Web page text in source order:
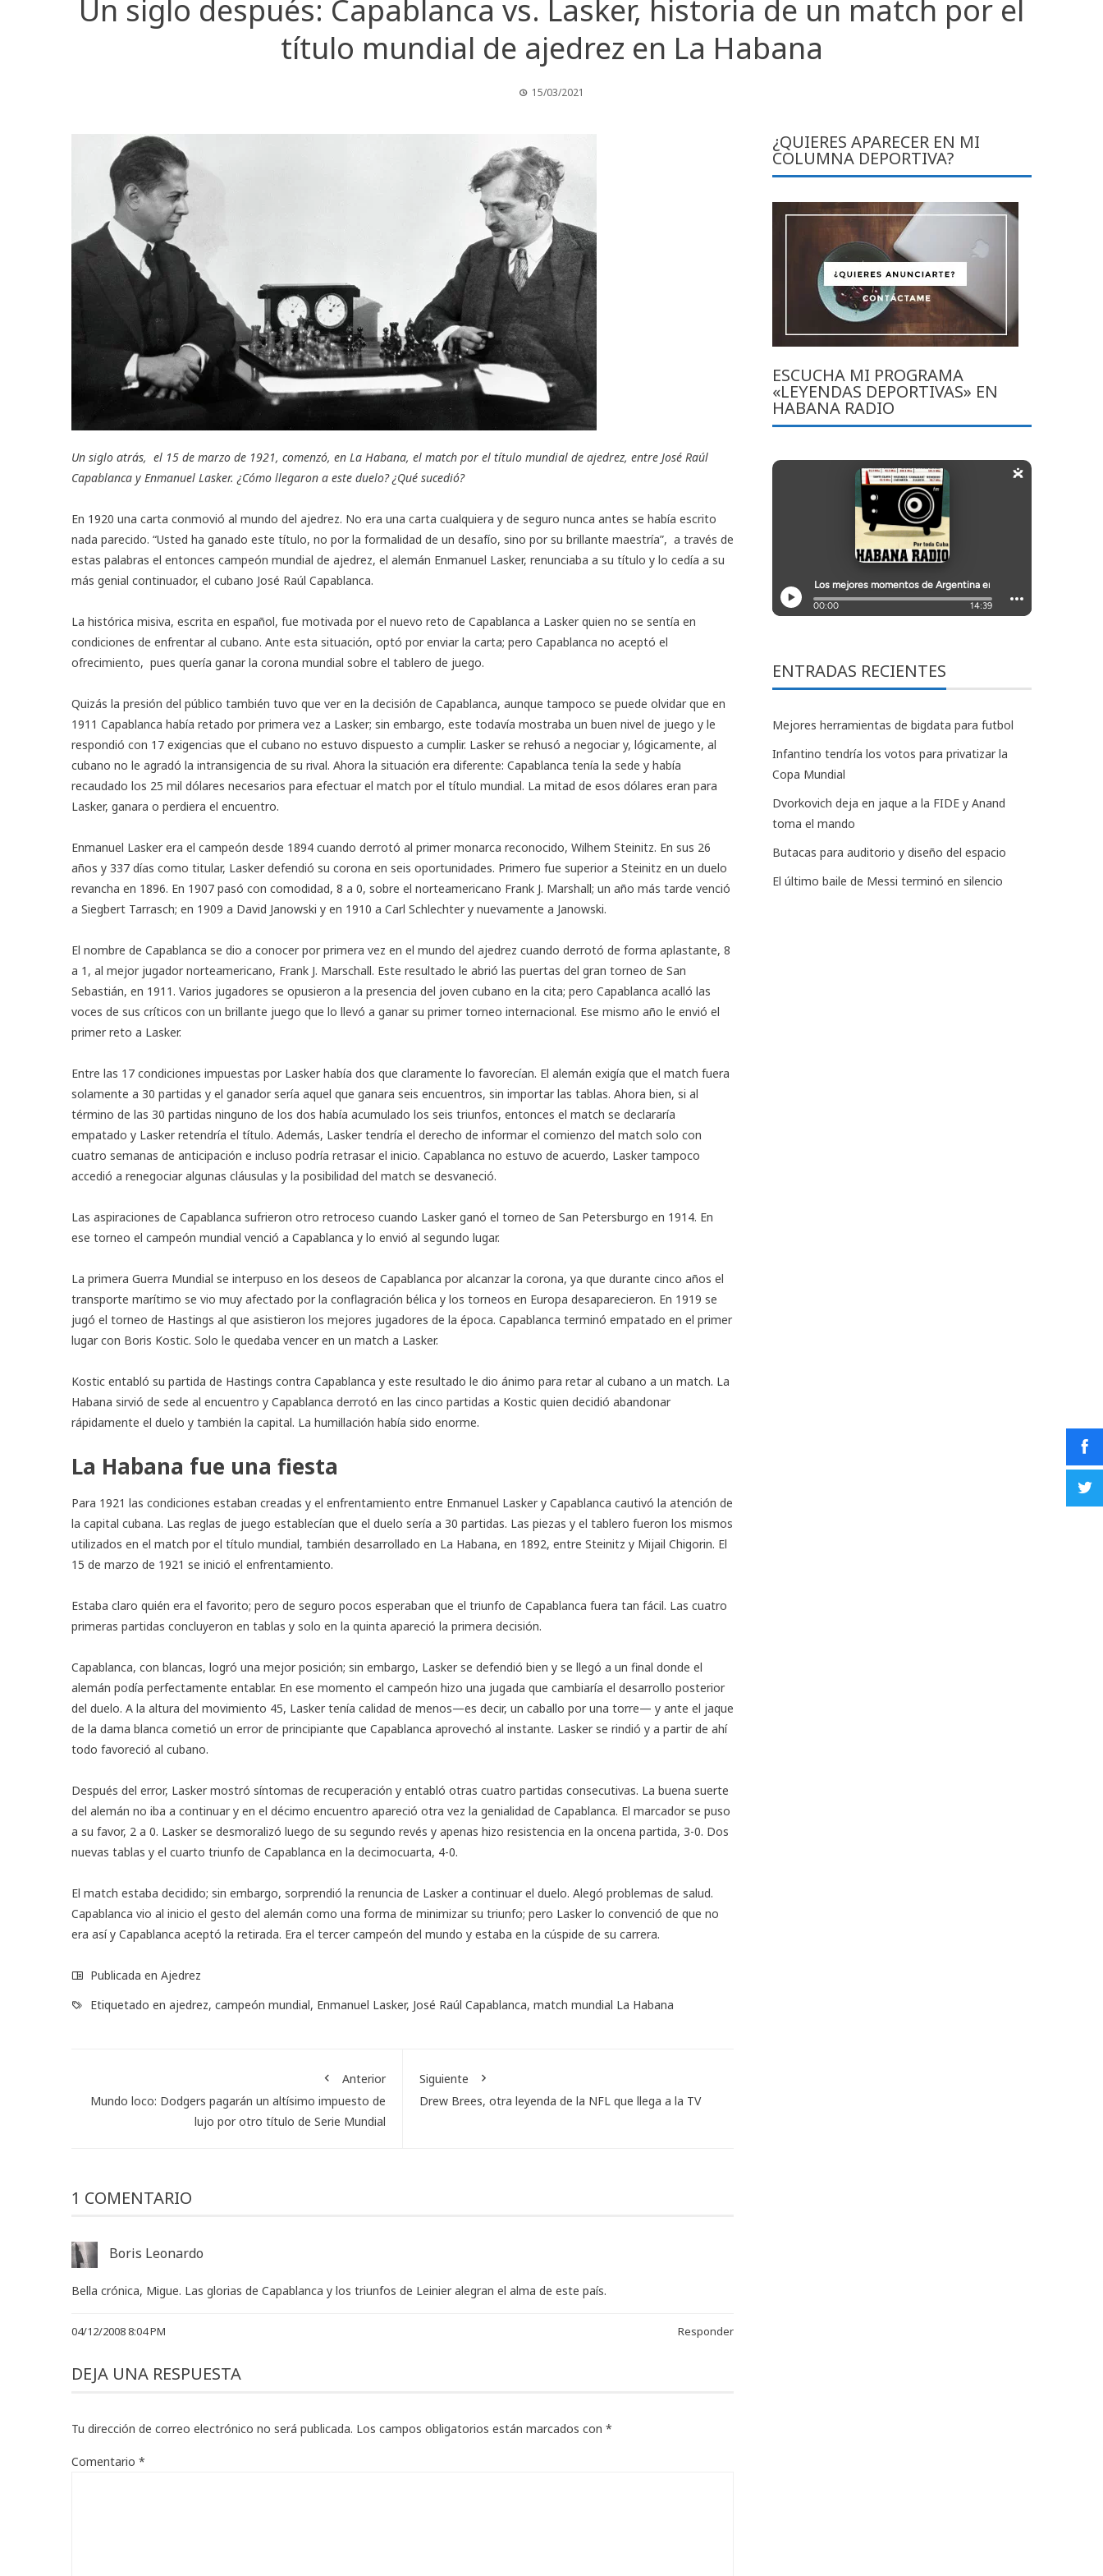
Un siglo después: Capablanca vs. Lasker, historia de un match por el
título mundial de ajedrez en La Habana
15/03/2021
Un siglo atrás, el 15 de marzo de 1921, comenzó, en La Habana, el match por el título mundial de ajedrez, entre José Raúl
Capablanca y Enmanuel Lasker. ¿Cómo llegaron a este duelo? ¿Qué sucedió?
En 1920 una carta conmovió al mundo del ajedrez. No era una carta cualquiera y de seguro nunca antes se había escrito
nada parecido. “Usted ha ganado este título, no por la formalidad de un desafío, sino por su brillante maestría”, a través de
estas palabras el entonces campeón mundial de ajedrez, el alemán Enmanuel Lasker, renunciaba a su título y lo cedía a su
más genial continuador, el cubano José Raúl Capablanca.
La histórica misiva, escrita en español, fue motivada por el nuevo reto de Capablanca a Lasker quien no se sentía en
condiciones de enfrentar al cubano. Ante esta situación, optó por enviar la carta; pero Capablanca no aceptó el
ofrecimiento, pues quería ganar la corona mundial sobre el tablero de juego.
Quizás la presión del público también tuvo que ver en la decisión de Capablanca, aunque tampoco se puede olvidar que en
1911 Capablanca había retado por primera vez a Lasker; sin embargo, este todavía mostraba un buen nivel de juego y le
respondió con 17 exigencias que el cubano no estuvo dispuesto a cumplir. Lasker se rehusó a negociar y, lógicamente, al
cubano no le agradó la intransigencia de su rival. Ahora la situación era diferente: Capablanca tenía la sede y había
recaudado los 25 mil dólares necesarios para efectuar el match por el título mundial. La mitad de esos dólares eran para
Lasker, ganara o perdiera el encuentro.
Enmanuel Lasker era el campeón desde 1894 cuando derrotó al primer monarca reconocido, Wilhem Steinitz. En sus 26
años y 337 días como titular, Lasker defendió su corona en seis oportunidades. Primero fue superior a Steinitz en un duelo
revancha en 1896. En 1907 pasó con comodidad, 8 a 0, sobre el norteamericano Frank J. Marshall; un año más tarde venció
a Siegbert Tarrasch; en 1909 a David Janowski y en 1910 a Carl Schlechter y nuevamente a Janowski.
El nombre de Capablanca se dio a conocer por primera vez en el mundo del ajedrez cuando derrotó de forma aplastante, 8
a 1, al mejor jugador norteamericano, Frank J. Marschall. Este resultado le abrió las puertas del gran torneo de San
Sebastián, en 1911. Varios jugadores se opusieron a la presencia del joven cubano en la cita; pero Capablanca acalló las
voces de sus críticos con un brillante juego que lo llevó a ganar su primer torneo internacional. Ese mismo año le envió el
primer reto a Lasker.
Entre las 17 condiciones impuestas por Lasker había dos que claramente lo favorecían. El alemán exigía que el match fuera
solamente a 30 partidas y el ganador sería aquel que ganara seis encuentros, sin importar las tablas. Ahora bien, si al
término de las 30 partidas ninguno de los dos había acumulado los seis triunfos, entonces el match se declararía
empatado y Lasker retendría el título. Además, Lasker tendría el derecho de informar el comienzo del match solo con
cuatro semanas de anticipación e incluso podría retrasar el inicio. Capablanca no estuvo de acuerdo, Lasker tampoco
accedió a renegociar algunas cláusulas y la posibilidad del match se desvaneció.
Las aspiraciones de Capablanca sufrieron otro retroceso cuando Lasker ganó el torneo de San Petersburgo en 1914. En
ese torneo el campeón mundial venció a Capablanca y lo envió al segundo lugar.
La primera Guerra Mundial se interpuso en los deseos de Capablanca por alcanzar la corona, ya que durante cinco años el
transporte marítimo se vio muy afectado por la conflagración bélica y los torneos en Europa desaparecieron. En 1919 se
jugó el torneo de Hastings al que asistieron los mejores jugadores de la época. Capablanca terminó empatado en el primer
lugar con Boris Kostic. Solo le quedaba vencer en un match a Lasker.
Kostic entabló su partida de Hastings contra Capablanca y este resultado le dio ánimo para retar al cubano a un match. La
Habana sirvió de sede al encuentro y Capablanca derrotó en las cinco partidas a Kostic quien decidió abandonar
rápidamente el duelo y también la capital. La humillación había sido enorme.
La Habana fue una fiesta
Para 1921 las condiciones estaban creadas y el enfrentamiento entre Enmanuel Lasker y Capablanca cautivó la atención de
la capital cubana. Las reglas de juego establecían que el duelo sería a 30 partidas. Las piezas y el tablero fueron los mismos
utilizados en el match por el título mundial, también desarrollado en La Habana, en 1892, entre Steinitz y Mijail Chigorin. El
15 de marzo de 1921 se inició el enfrentamiento.
Estaba claro quién era el favorito; pero de seguro pocos esperaban que el triunfo de Capablanca fuera tan fácil. Las cuatro
primeras partidas concluyeron en tablas y solo en la quinta apareció la primera decisión.
Capablanca, con blancas, logró una mejor posición; sin embargo, Lasker se defendió bien y se llegó a un final donde el
alemán podía perfectamente entablar. En ese momento el campeón hizo una jugada que cambiaría el desarrollo posterior
del duelo. A la altura del movimiento 45, Lasker tenía calidad de menos—es decir, un caballo por una torre— y ante el jaque
de la dama blanca cometió un error de principiante que Capablanca aprovechó al instante. Lasker se rindió y a partir de ahí
todo favoreció al cubano.
Después del error, Lasker mostró síntomas de recuperación y entabló otras cuatro partidas consecutivas. La buena suerte
del alemán no iba a continuar y en el décimo encuentro apareció otra vez la genialidad de Capablanca. El marcador se puso
a su favor, 2 a 0. Lasker se desmoralizó luego de su segundo revés y apenas hizo resistencia en la oncena partida, 3-0. Dos
nuevas tablas y el cuarto triunfo de Capablanca en la decimocuarta, 4-0.
El match estaba decidido; sin embargo, sorprendió la renuncia de Lasker a continuar el duelo. Alegó problemas de salud.
Capablanca vio al inicio el gesto del alemán como una forma de minimizar su triunfo; pero Lasker lo convenció de que no
era así y Capablanca aceptó la retirada. Era el tercer campeón del mundo y estaba en la cúspide de su carrera.
Publicada en Ajedrez
Etiquetado en ajedrez, campeón mundial, Enmanuel Lasker, José Raúl Capablanca, match mundial La Habana
Anterior
Mundo loco: Dodgers pagarán un altísimo impuesto de
lujo por otro título de Serie Mundial
Siguiente
Drew Brees, otra leyenda de la NFL que llega a la TV
1 COMENTARIO
Boris Leonardo
Bella crónica, Migue. Las glorias de Capablanca y los triunfos de Leinier alegran el alma de este país.
04/12/2008 8:04 PM Responder
DEJA UNA RESPUESTA
Tu dirección de correo electrónico no será publicada. Los campos obligatorios están marcados con *
Comentario *
¿QUIERES APARECER EN MI
COLUMNA DEPORTIVA?
ESCUCHA MI PROGRAMA
«LEYENDAS DEPORTIVAS» EN
HABANA RADIO
ENTRADAS RECIENTES
Mejores herramientas de bigdata para futbol
Infantino tendría los votos para privatizar la
Copa Mundial
Dvorkovich deja en jaque a la FIDE y Anand
toma el mando
Butacas para auditorio y diseño del espacio
El último baile de Messi terminó en silencio